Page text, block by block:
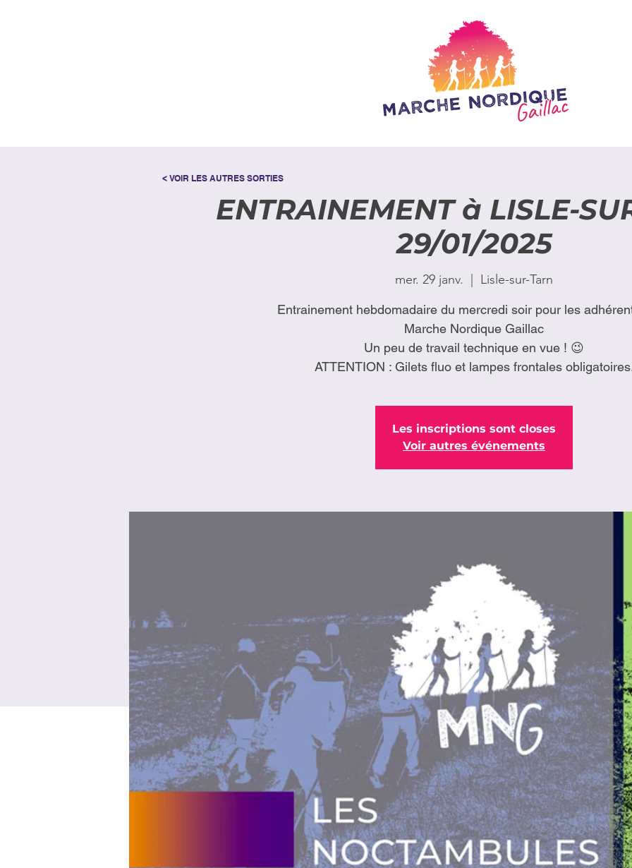
ENTRAINEMENT à LISLE-
29/01/2025
mer. 29 janv. Lisle-sur-Tarn
Entrainement hebdomadaire du mercredi soir pour les
Marche Nordique Gaillac
Un peu de travail technique en vue ! 😉
ATTENTION : Gilets fluo et lampes frontales
Les inscriptions sont closes
Voir autres événements
< VOIR LES AUTRES SORTIES